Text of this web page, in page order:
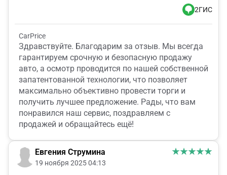
2ГИС
CarPrice
Здравствуйте. Благодарим за отзыв. Мы всегда
гарантируем срочную и безопасную продажу
авто, а осмотр проводится по нашей собственной
запатентованной технологии, что позволяет
максимально объективно провести торги и
получить лучшее предложение. Рады, что вам
понравился наш сервис, поздравляем с
продажей и обращайтесь ещё!
Евгения Струмина
19 ноября 2025 04:13